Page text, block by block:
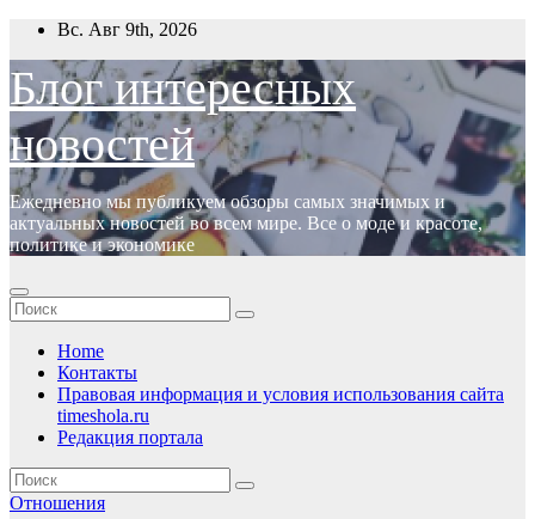
Перейти
содержимому
Вс. Авг 9th, 2026
Блог интересных
новостей
Ежедневно мы публикуем обзоры самых значимых и
актуальных новостей во всем мире. Все о моде и красоте,
политике и экономике
Home
Контакты
Правовая информация и условия использования сайта
timeshola.ru
Редакция портала
Отношения